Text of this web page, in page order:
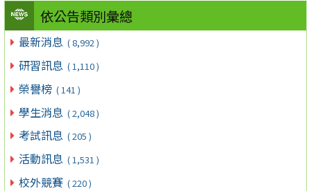
依公告類別彙總
最新消息 ( 8,992 )
研習訊息 ( 1,110 )
榮譽榜 ( 141 )
學生消息 ( 2,048 )
考試訊息 ( 205 )
活動訊息 ( 1,531 )
校外競賽 ( 220 )